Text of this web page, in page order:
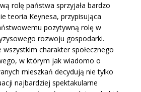
rolę państwa sprzyjała bardzo
teoria Keynesa, przypisująca
pozytywną rolę w
rozwoju gospodarki.
wszystkim charakter społecznego
w którym jak wiadomo o
mieszkań decydują nie tylko
najbardziej spektakularne